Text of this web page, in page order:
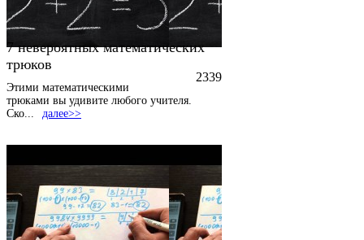
7 невероятных математических
трюков
2339
Этими математическими
трюками вы удивите любого учителя.
Ско
далее>>